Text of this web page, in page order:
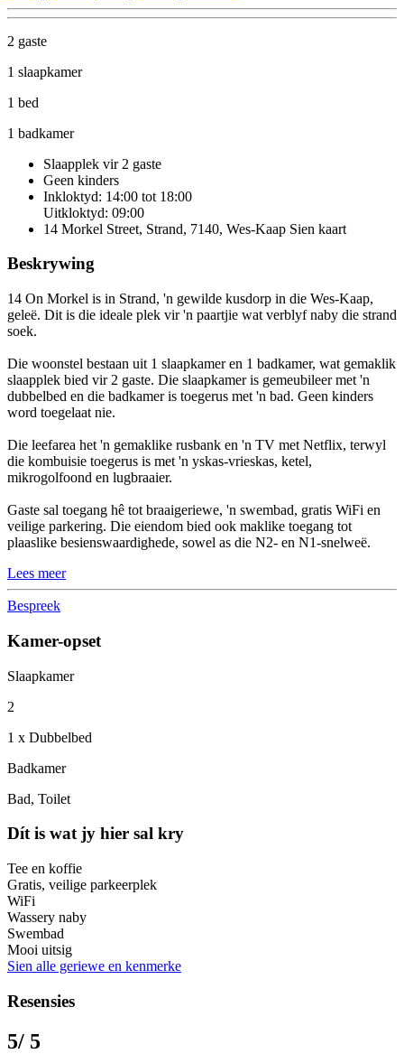
2 gaste
1 slaapkamer
1 bed
1 badkamer
Slaapplek vir 2 gaste
Geen kinders
Inkloktyd: 14:00 tot 18:00
Uitkloktyd: 09:00
14 Morkel Street, Strand, 7140, Wes-Kaap Sien kaart
Beskrywing
14 On Morkel is in Strand, 'n gewilde kusdorp in die Wes-Kaap,
geleë. Dit is die ideale plek vir 'n paartjie wat verblyf naby die strand
soek.
Die woonstel bestaan uit 1 slaapkamer en 1 badkamer, wat gemaklik
slaapplek bied vir 2 gaste. Die slaapkamer is gemeubileer met 'n
dubbelbed en die badkamer is toegerus met 'n bad. Geen kinders
word toegelaat nie.
Die leefarea het 'n gemaklike rusbank en 'n TV met Netflix, terwyl
die kombuisie toegerus is met 'n yskas-vrieskas, ketel,
mikrogolfoond en lugbraaier.
Gaste sal toegang hê tot braaigeriewe, 'n swembad, gratis WiFi en
veilige parkering. Die eiendom bied ook maklike toegang tot
plaaslike besienswaardighede, sowel as die N2- en N1-snelweë.
Lees meer
Bespreek
Kamer-opset
Slaapkamer
2
1 x Dubbelbed
Badkamer
Bad, Toilet
Dít is wat jy hier sal kry
Tee en koffie
Gratis, veilige parkeerplek
WiFi
Wassery naby
Swembad
Mooi uitsig
Sien alle geriewe en kenmerke
Resensies
5/ 5